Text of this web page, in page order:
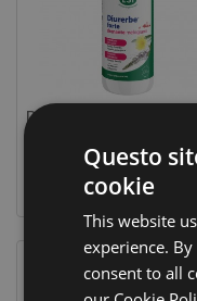
15,92 € Prezzo
base
19,90 €
Prezzo
Questo
cookie
This website
experience.
consent to all